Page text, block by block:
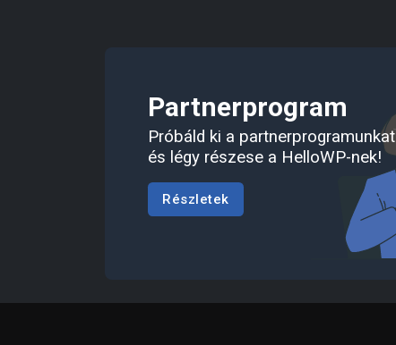
Partnerprogram
Próbáld ki a partnerprogramunkat
és légy részese a HelloWP-nek!
Részletek